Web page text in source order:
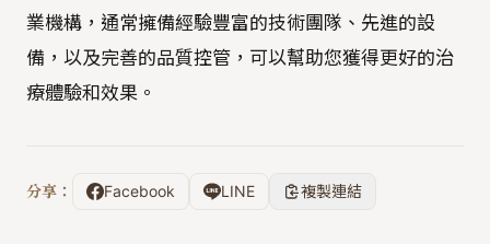
業機構，通常擁備經驗豐富的技術團隊、先進的設
備，以及完善的品質控管，可以幫助您獲得更好的治
療體驗和效果。
分享： Facebook LINE 複製連結